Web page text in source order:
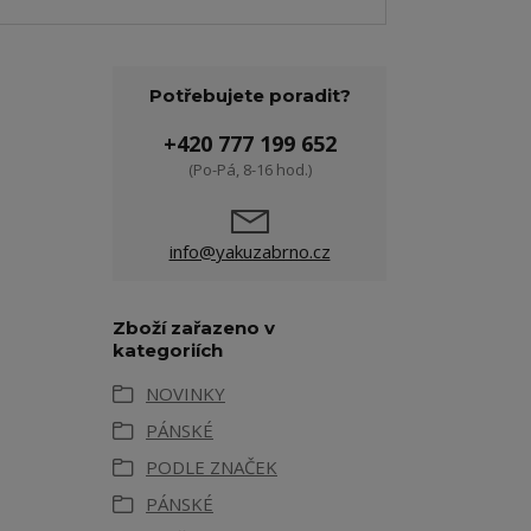
Potřebujete poradit?
+420 777 199 652
(Po-Pá, 8-16 hod.)
info@yakuzabrno.cz
Zboží zařazeno v
kategoriích
NOVINKY
PÁNSKÉ
PODLE ZNAČEK
PÁNSKÉ